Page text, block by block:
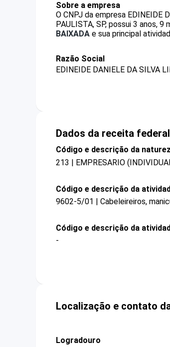
Sobre a empresa
O CNPJ da empresa EDINEIDE
PAULISTA, SP, possui 3 anos,
BAIXADA e sua principal
Razão Social
EDINEIDE DANIELE DA SILVA
Dados da receita federal
Código e descrição da
213 | EMPRESARIO
Código e descrição da
9602-5/01 | Cabeleireiros,
Código e descrição da
-
Localização e contato
Logradouro